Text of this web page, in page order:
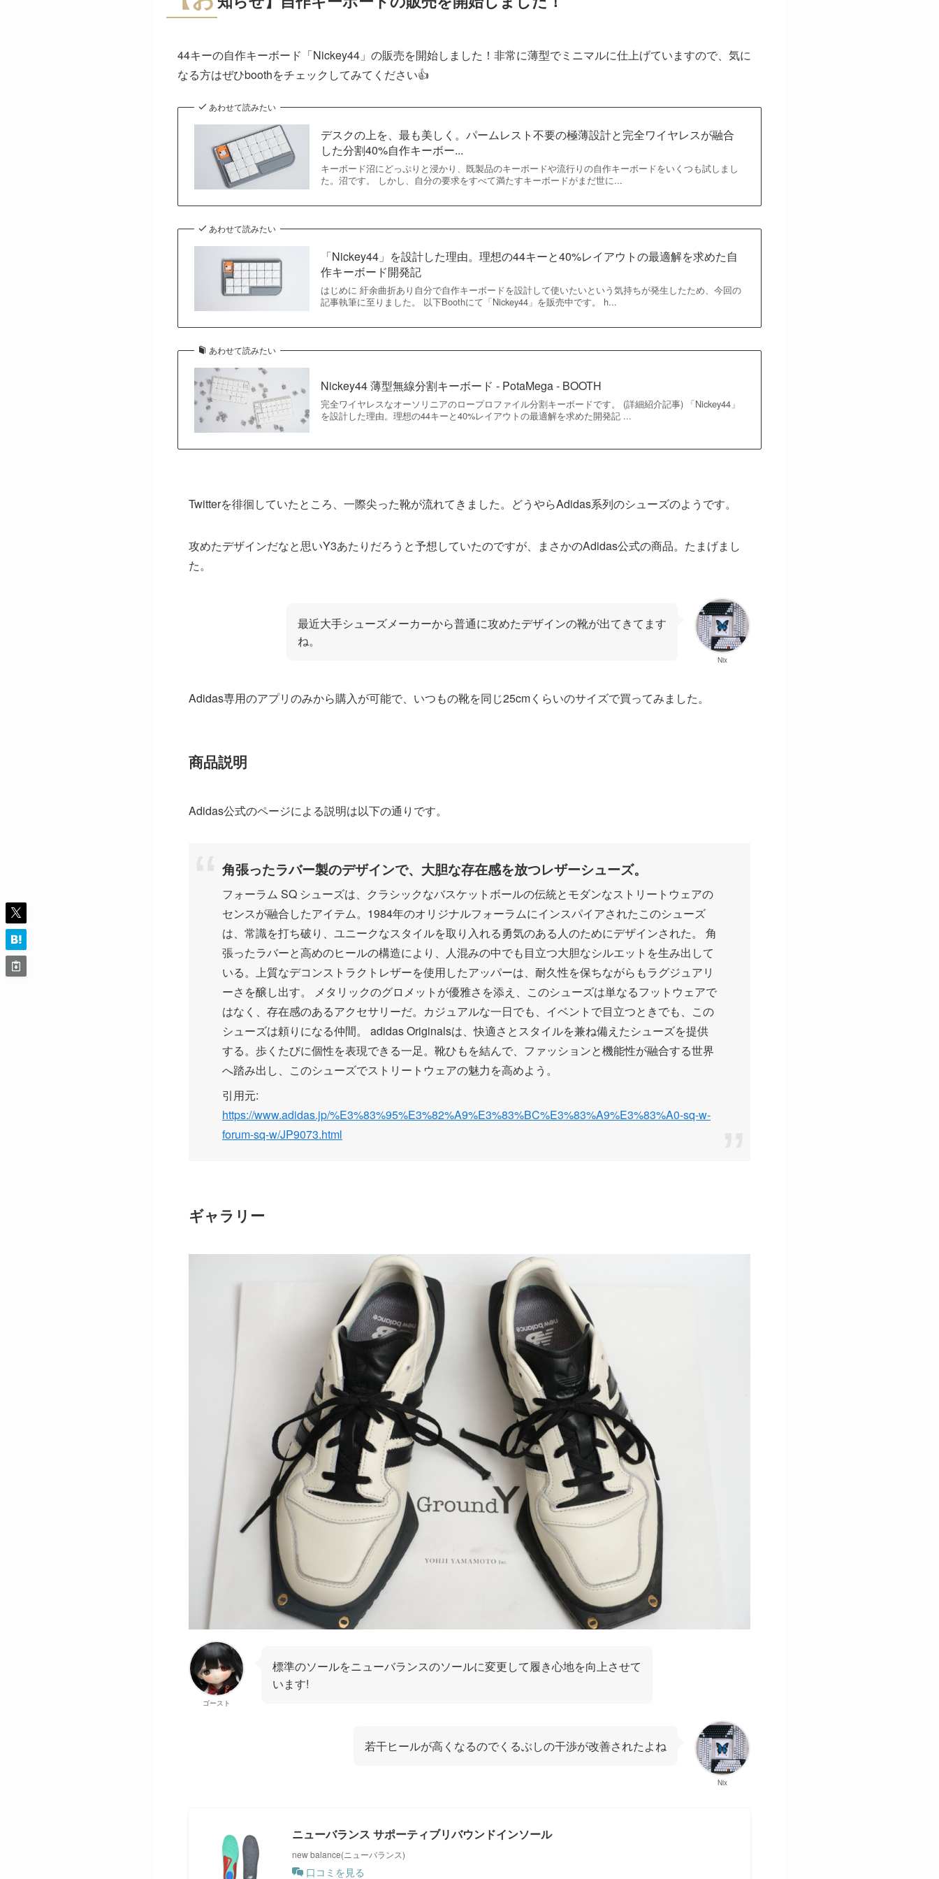
44キーの自作キーボード「Nickey44」の販売を開始しました！非常に薄型でミニマルに仕上げていますので、気に
なる方はぜひboothをチェックしてみてください👍️
あわせて読みたい
デスクの上を、最も美しく。パームレスト不要の極薄設計と完全ワイヤレスが融合
した分割40%自作キーボー...
キーボード沼にどっぷりと浸かり、既製品のキーボードや流行りの自作キーボードをいくつも試しまし
た。沼です。 しかし、自分の要求をすべて満たすキーボードがまだ世に...
あわせて読みたい
「Nickey44」を設計した理由。理想の44キーと40%レイアウトの最適解を求めた自
作キーボード開発記
はじめに 紆余曲折あり自分で自作キーボードを設計して使いたいという気持ちが発生したため、今回の
記事執筆に至りました。 以下Boothにて「Nickey44」を販売中です。 h...
あわせて読みたい
Nickey44 薄型無線分割キーボード - PotaMega - BOOTH
完全ワイヤレスなオーソリニアのロープロファイル分割キーボードです。 (詳細紹介記事) 「Nickey44」
を設計した理由。理想の44キーと40%レイアウトの最適解を求めた開発記 ...
Twitterを徘徊していたところ、一際尖った靴が流れてきました。どうやらAdidas系列のシューズのようです。
攻めたデザインだなと思いY3あたりだろうと予想していたのですが、まさかのAdidas公式の商品。たまげまし
た。
Nix
最近大手シューズメーカーから普通に攻めたデザインの靴が出てきてます
ね。
Adidas専用のアプリのみから購入が可能で、いつもの靴を同じ25cmくらいのサイズで買ってみました。
商品説明
Adidas公式のページによる説明は以下の通りです。
角張ったラバー製のデザインで、大胆な存在感を放つレザーシューズ。
フォーラム SQ シューズは、クラシックなバスケットボールの伝統とモダンなストリートウェアの
センスが融合したアイテム。1984年のオリジナルフォーラムにインスパイアされたこのシューズ
は、常識を打ち破り、ユニークなスタイルを取り入れる勇気のある人のためにデザインされた。 角
張ったラバーと高めのヒールの構造により、人混みの中でも目立つ大胆なシルエットを生み出して
いる。上質なデコンストラクトレザーを使用したアッパーは、耐久性を保ちながらもラグジュアリ
ーさを醸し出す。 メタリックのグロメットが優雅さを添え、このシューズは単なるフットウェアで
はなく、存在感のあるアクセサリーだ。カジュアルな一日でも、イベントで目立つときでも、この
シューズは頼りになる仲間。 adidas Originalsは、快適さとスタイルを兼ね備えたシューズを提供
する。歩くたびに個性を表現できる一足。靴ひもを結んで、ファッションと機能性が融合する世界
へ踏み出し、このシューズでストリートウェアの魅力を高めよう。
引用元:
https://www.adidas.jp/%E3%83%95%E3%82%A9%E3%83%BC%E3%83%A9%E3%83%A0-sq-w-
forum-sq-w/JP9073.html
ギャラリー
ゴースト
標準のソールをニューバランスのソールに変更して履き心地を向上させて
います!
Nix
若干ヒールが高くなるのでくるぶしの干渉が改善されたよね
ニューバランス サポーティブリバウンドインソール
new balance(ニューバランス)
口コミを見る